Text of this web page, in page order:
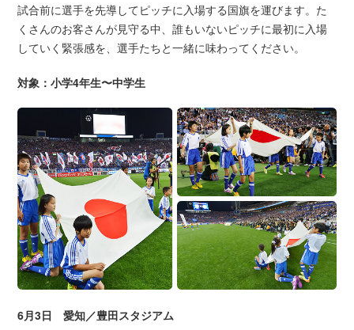
試合前に選手を先導してピッチに入場する国旗を運びます。た
くさんのお客さんが見守る中、誰もいないピッチに最初に入場
していく緊張感を、選手たちと一緒に味わってください。
対象：小学4年生〜中学生
6月3日 愛知／豊田スタジアム